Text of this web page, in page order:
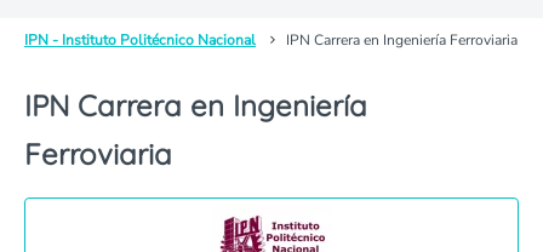
IPN - Instituto Politécnico Nacional IPN Carrera en Ingeniería Ferroviaria
IPN Carrera en Ingeniería
Ferroviaria